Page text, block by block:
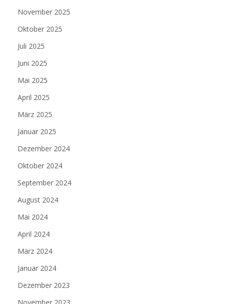
November 2025
Oktober 2025
Juli 2025
Juni 2025
Mai 2025
April 2025
März 2025
Januar 2025
Dezember 2024
Oktober 2024
September 2024
August 2024
Mai 2024
April 2024
März 2024
Januar 2024
Dezember 2023